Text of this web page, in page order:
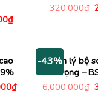
₫Giá
600,000₫.
320,000₫
₫Giá
-43%
Thanh lý bộ
trọng –
6,000,000₫